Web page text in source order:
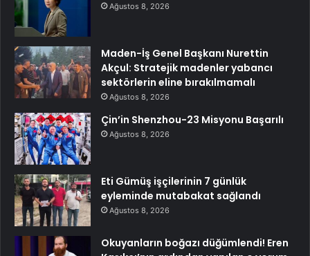
Ağustos 8, 2026
Maden-İş Genel Başkanı Nurettin
Akçul: Stratejik madenler yabancı
sektörlerin eline bırakılmamalı
Ağustos 8, 2026
Çin’in Shenzhou-23 Misyonu Başarılı
Ağustos 8, 2026
Eti Gümüş işçilerinin 7 günlük
eyleminde mutabakat sağlandı
Ağustos 8, 2026
Okuyanların boğazı düğümlendi! Eren